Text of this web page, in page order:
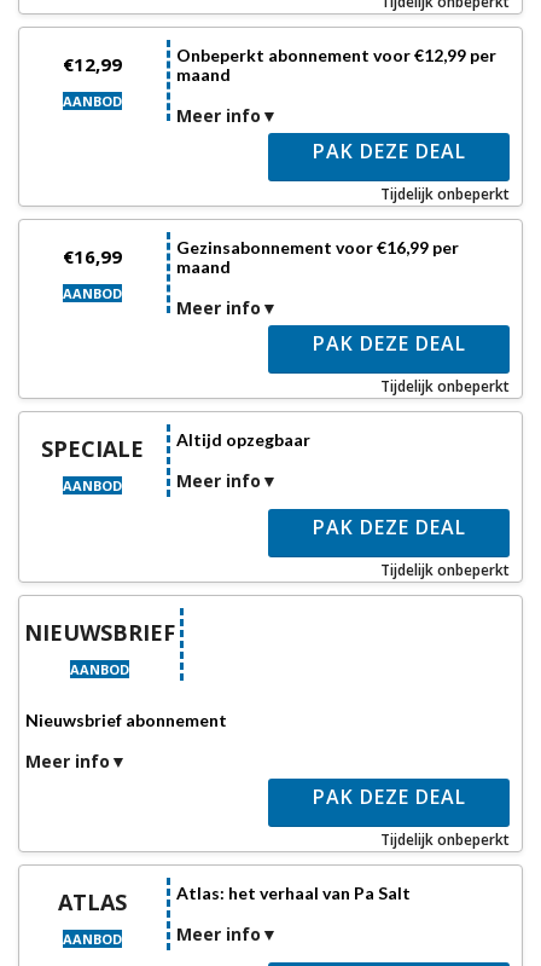
€12,99
AANBOD
Onbeperkt abonnement voor €12,99 per
maand
Meer info
PAK DEZE DEAL
Tijdelijk onbeperkt
€16,99
AANBOD
Gezinsabonnement voor €16,99 per
maand
Meer info
PAK DEZE DEAL
Tijdelijk onbeperkt
SPECIALE
AANBOD
Altijd opzegbaar
Meer info
PAK DEZE DEAL
Tijdelijk onbeperkt
NIEUWSBRIEF
AANBOD
Nieuwsbrief abonnement
Meer info
PAK DEZE DEAL
Tijdelijk onbeperkt
ATLAS
AANBOD
Atlas: het verhaal van Pa Salt
Meer info